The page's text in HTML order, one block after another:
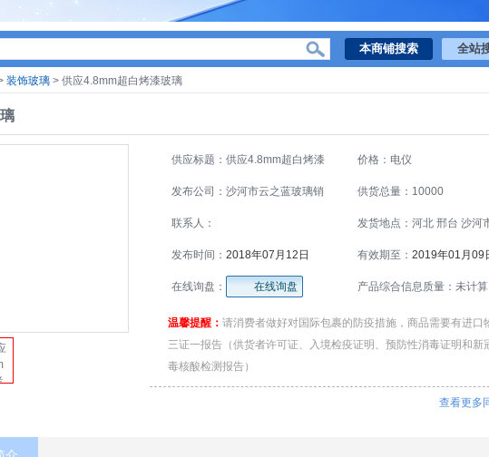
装饰玻璃 > 供应4.8mm超白烤漆玻璃
供应标题：供应4.8mm超白烤漆 价格：电仪
发布公司：沙河市云之蓝玻璃销
售有限公司
供货总量：10000
联系人： 发货地点：河北 邢台 沙河
发布时间： 2018年07月12日 有效期至： 2019年01月09
在线询盘： 在线询盘 产品综合信息质量：未计算
温馨提醒： 请消费者做好对国际包裹的防疫措施，商品需要有进口
三证一报告（供货者许可证、入境检疫证明、预防性消毒证明和新
毒核酸检测报告）
查看更多